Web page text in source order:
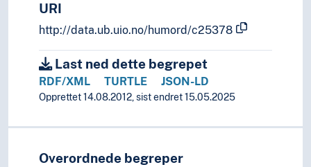
URI
http://data.ub.uio.no/humord/c25378
Last ned dette begrepet
RDF/XML TURTLE JSON-LD
Opprettet 14.08.2012, sist endret 15.05.2025
Overordnede begreper